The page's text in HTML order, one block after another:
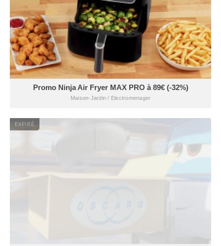
Promo Ninja Air Fryer MAX PRO à 89€ (-32%)
Maison-Jardin / Electromenager
EXPIRÉ